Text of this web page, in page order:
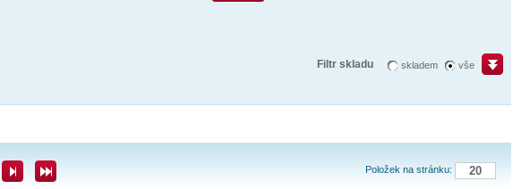
Filtr skladu skladem vše
Položek na stránku: